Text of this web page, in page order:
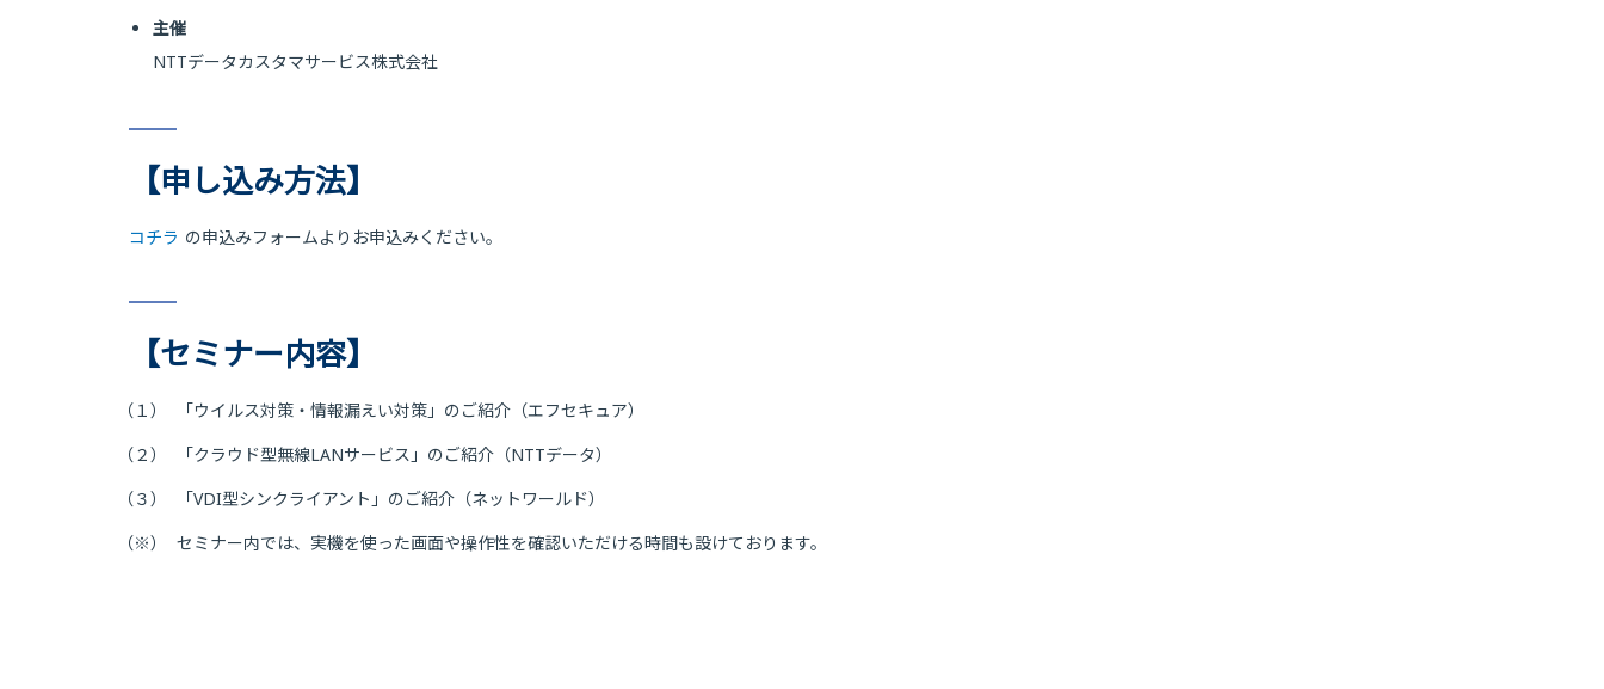
主催
NTTデータカスタマサービス株式会社
【申し込み方法】
コチラ の申込みフォームよりお申込みください。
【セミナー内容】
（１）
「ウイルス対策・情報漏えい対策」のご紹介（エフセキュア）
（２）
「クラウド型無線LANサービス」のご紹介（NTTデータ）
（３）
「VDI型シンクライアント」のご紹介（ネットワールド）
（※）
セミナー内では、実機を使った画面や操作性を確認いただける時間も設けております。